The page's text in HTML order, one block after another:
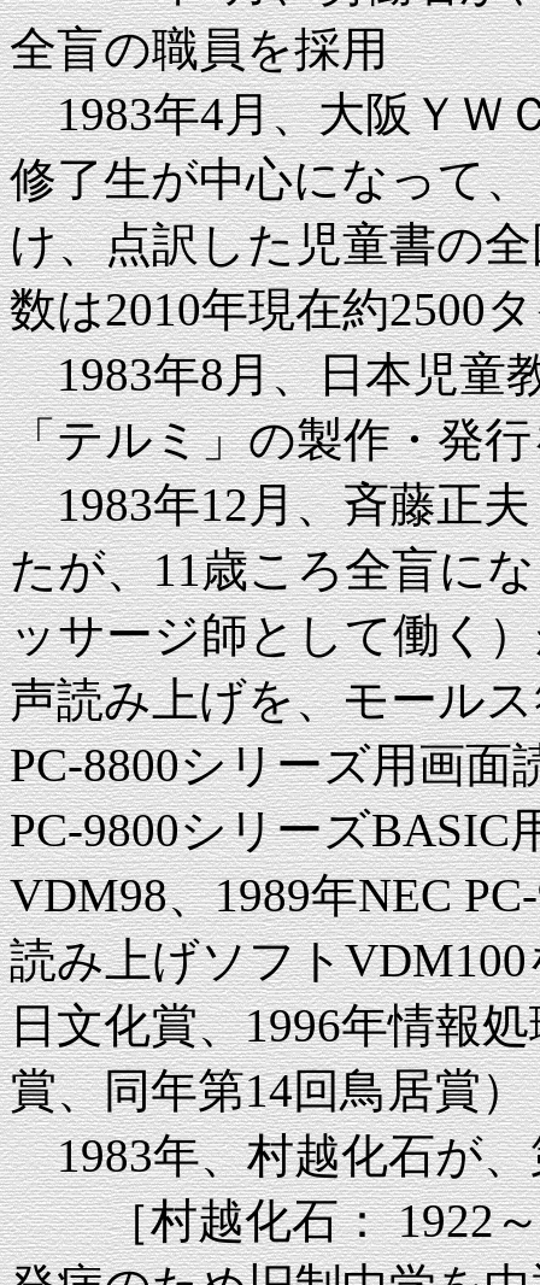
全盲の職員を採用
1983年4月、大阪ＹＷ
修了生が中心になって
け、点訳した児童書の
数は2010年現在約2500
1983年8月、日本児童
「テルミ」の製作・発
1983年12月、斉藤正夫
たが、11歳ころ全盲に
ッサージ師として働く
声読み上げを、モール
PC-8800シリーズ用画面
PC-9800シリーズ
VDM98、1989年NEC
読み上げソフト
日文化賞、1996年情報
賞、同年第14回鳥居賞）
1983年、村越化石が、
［村越化石： 1922～